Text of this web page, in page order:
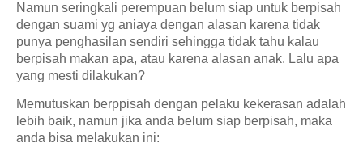
Namun seringkali perempuan belum siap untuk berpisah
dengan suami yg aniaya dengan alasan karena tidak
punya penghasilan sendiri sehingga tidak tahu kalau
berpisah makan apa, atau karena alasan anak. Lalu apa
yang mesti dilakukan?
Memutuskan berppisah dengan pelaku kekerasan adalah
lebih baik, namun jika anda belum siap berpisah, maka
anda bisa melakukan ini: